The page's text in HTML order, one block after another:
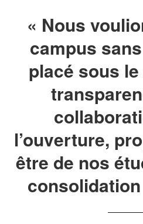
« Nous
campus
placé sous
l’ouverture,
être de nos